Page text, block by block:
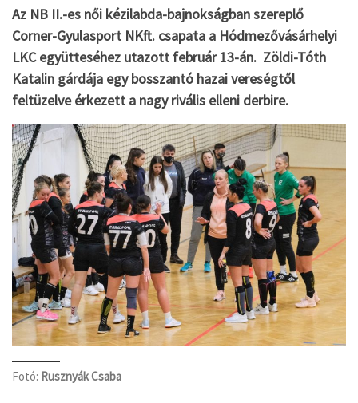
Az NB II.-es női kézilabda-bajnokságban szereplő
Corner-Gyulasport NKft. csapata a Hódmezővásárhelyi
LKC együtteséhez utazott február 13-án. Zöldi-Tóth
Katalin gárdája egy bosszantó hazai vereségtől
feltüzelve érkezett a nagy rivális elleni derbire.
Fotó: Rusznyák Csaba